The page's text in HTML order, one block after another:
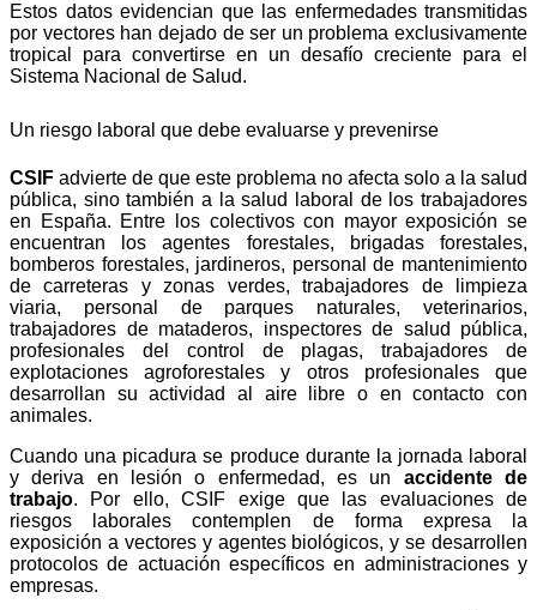
Estos datos evidencian que las enfermedades transmitidas
por vectores han dejado de ser un problema exclusivamente
tropical para convertirse en un desafío creciente para el
Sistema Nacional de Salud.
Un riesgo laboral que debe evaluarse y prevenirse
CSIF advierte de que este problema no afecta solo a la salud
pública, sino también a la salud laboral de los trabajadores
en España. Entre los colectivos con mayor exposición se
encuentran los agentes forestales, brigadas forestales,
bomberos forestales, jardineros, personal de mantenimiento
de carreteras y zonas verdes, trabajadores de limpieza
viaria, personal de parques naturales, veterinarios,
trabajadores de mataderos, inspectores de salud pública,
profesionales del control de plagas, trabajadores de
explotaciones agroforestales y otros profesionales que
desarrollan su actividad al aire libre o en contacto con
animales.
Cuando una picadura se produce durante la jornada laboral
y deriva en lesión o enfermedad, es un accidente de
trabajo. Por ello, CSIF exige que las evaluaciones de
riesgos laborales contemplen de forma expresa la
exposición a vectores y agentes biológicos, y se desarrollen
protocolos de actuación específicos en administraciones y
empresas.